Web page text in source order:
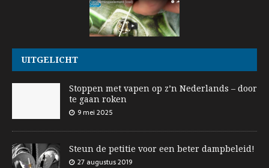
UITGELICHT
Stoppen met vapen op z’n Nederlands – door
te gaan roken
9 mei 2025
Steun de petitie voor een beter dampbeleid!
27 augustus 2019